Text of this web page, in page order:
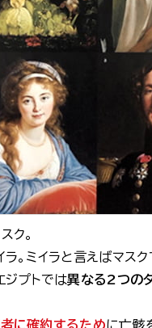
ク。
。ミイラと言えばマス
ジプトでは異なる2つの
に確約するために亡骸